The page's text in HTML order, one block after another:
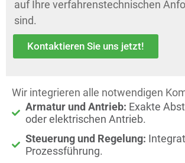
auf Ihre verfahrenstechnischen
sind.
Kontaktieren Sie uns jetzt!
Wir integrieren alle notwendigen
Armatur und Antrieb: Exakte
oder elektrischen Antrieb.
Steuerung und Regelung:
Prozessführung.